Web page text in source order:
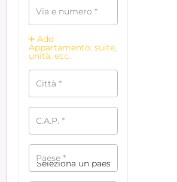
Via e numero *
Add
Appartamento, suite,
unità, ecc.
Città *
C.A.P. *
Paese *